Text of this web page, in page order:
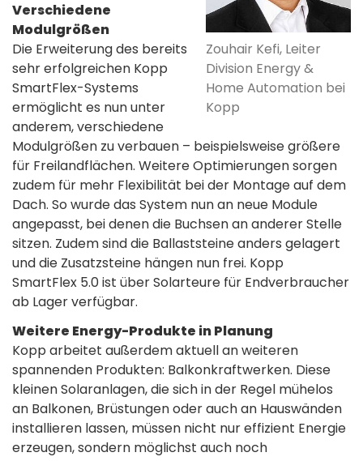
Zouhair Kefi, Leiter
Division Energy &
Home Automation bei
Kopp
Verschiedene
Modulgrößen
Die Erweiterung des bereits
sehr erfolgreichen Kopp
SmartFlex-Systems
ermöglicht es nun unter
anderem, verschiedene
Modulgrößen zu verbauen – beispielsweise größere
für Freilandflächen. Weitere Optimierungen sorgen
zudem für mehr Flexibilität bei der Montage auf dem
Dach. So wurde das System nun an neue Module
angepasst, bei denen die Buchsen an anderer Stelle
sitzen. Zudem sind die Ballaststeine anders gelagert
und die Zusatzsteine hängen nun frei. Kopp
SmartFlex 5.0 ist über Solarteure für Endverbraucher
ab Lager verfügbar.
Weitere Energy-Produkte in Planung
Kopp arbeitet außerdem aktuell an weiteren
spannenden Produkten: Balkonkraftwerken. Diese
kleinen Solaranlagen, die sich in der Regel mühelos
an Balkonen, Brüstungen oder auch an Hauswänden
installieren lassen, müssen nicht nur effizient Energie
erzeugen, sondern möglichst auch noch